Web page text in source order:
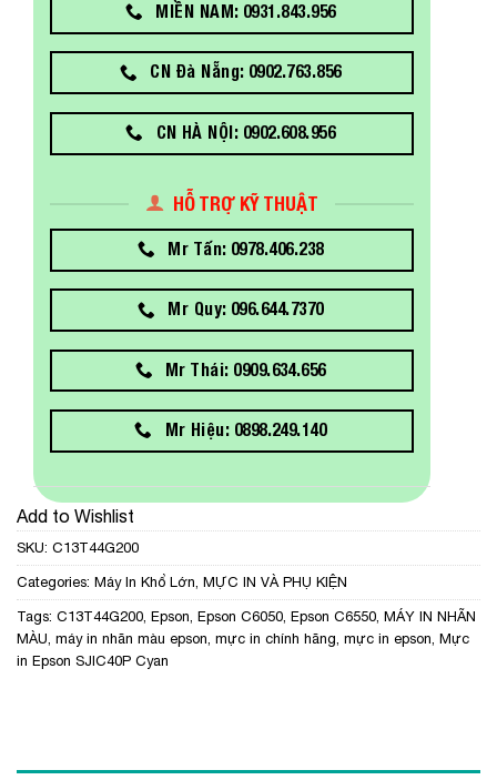
MIỀN NAM: 0931.843.956
CN Đà Nẵng: 0902.763.856
CN HÀ NỘI: 0902.608.956
HỖ TRỢ KỸ THUẬT
Mr Tấn: 0978.406.238
Mr Quy: 096.644.7370
Mr Thái: 0909.634.656
Mr Hiệu: 0898.249.140
Add to Wishlist
SKU: C13T44G200
Categories: Máy In Khổ Lớn, MỰC IN VÀ PHỤ KIỆN
Tags: C13T44G200, Epson, Epson C6050, Epson C6550, MÁY IN NHÃN
MÀU, máy in nhãn màu epson, mực in chính hãng, mực in epson, Mực
in Epson SJIC40P Cyan